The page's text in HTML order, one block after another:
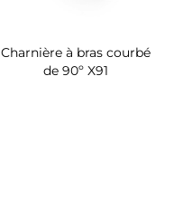
Charnière à bras courbé
de 90º X91